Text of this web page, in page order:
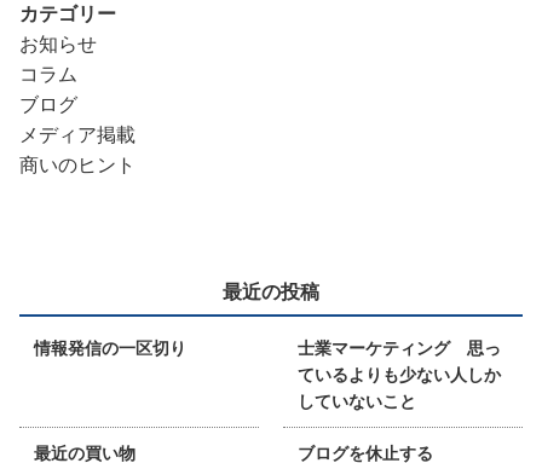
カテゴリー
お知らせ
コラム
ブログ
メディア掲載
商いのヒント
最近の投稿
情報発信の一区切り
士業マーケティング 思っ
ているよりも少ない人しか
していないこと
最近の買い物 ブログを休止する